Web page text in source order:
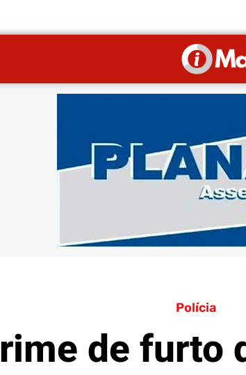
Polícia
de furto